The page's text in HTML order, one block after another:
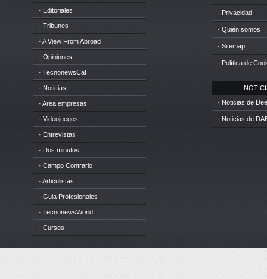
· Editoriales
· Tribunes
· A View From Abroad
· Opiniones
· TecnonewsCat
· Noticias
· Area empresas
· Videojuegos
· Entrevistas
· Dos minutos
· Campo Contrario
· Articulistas
· Guia Profesionales
· TecnonewsWorld
· Cursos
· Privacidad
· Quién somos
· Sitemap
· Política de
· Noticias de
· Noticias de